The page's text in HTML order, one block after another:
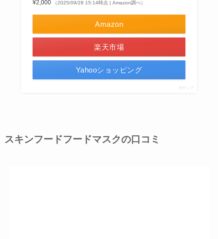
¥2,000
（2025/09/28 15:14時点 | Amazon調べ）
Amazon
楽天市場
Yahooショッピング
ポチップ
スキンフードフードマスクの口コミ